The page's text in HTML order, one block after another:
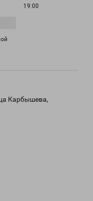
19:00
Карбышева,